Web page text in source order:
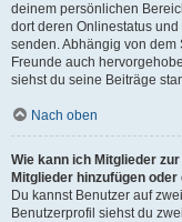
deinem persönlichen
dort deren Onlinestatus
senden. Abhängig von
Freunde auch
siehst du seine Beiträge
Nach oben
Wie kann ich Mitglieder
Mitglieder hinzufügen
Du kannst Benutzer auf
Benutzerprofil siehst du